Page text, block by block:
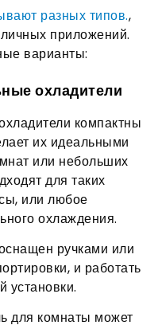
разных типов.,
приложений.
варианты:
охладители
компактны
их идеальными
или небольших
для таких
или любое
охлаждения.
ручками или
и работать
установки.
для комнаты может